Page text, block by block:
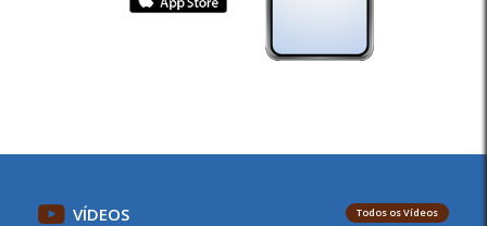
VÍDEOS Todos os Vídeos